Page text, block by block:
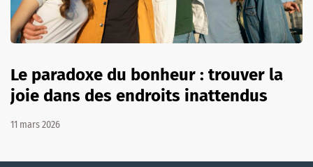
Le paradoxe du bonheur : trouver la
joie dans des endroits inattendus
11 mars 2026